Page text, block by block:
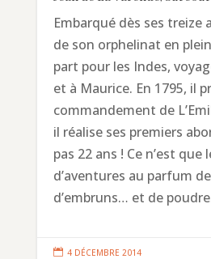
Embarqué dès ses treize
de son orphelinat en
part pour les Indes,
et à Maurice. En 1795, il
commandement de
il réalise ses premiers
pas 22 ans ! Ce n’est que
d’aventures au parfum
d’embruns… et de
 4 DÉCEMBRE 2014